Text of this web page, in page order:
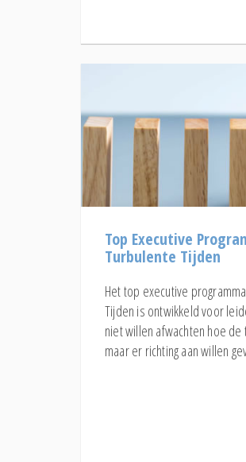
Top Executive
Turbulente Tijden
Het top executive
Tijden is ontwikkeld voor
niet willen afwachten hoe
maar er richting aan willen